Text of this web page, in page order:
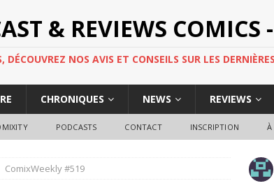
& REVIEWS COMICS
NOS AVIS ET CONSEILS SUR LES
CHRONIQUES NEWS REVIEWS
PODCASTS CONTACT INSCRIPTION À
ComixWeekly #519